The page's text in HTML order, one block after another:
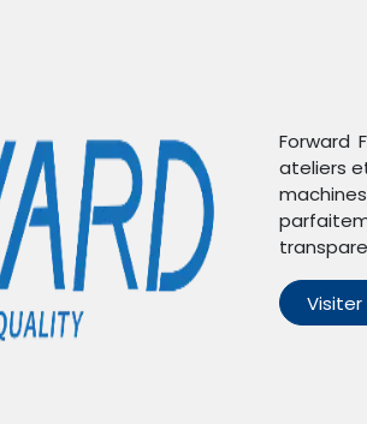
Forward
ateliers
Visiter